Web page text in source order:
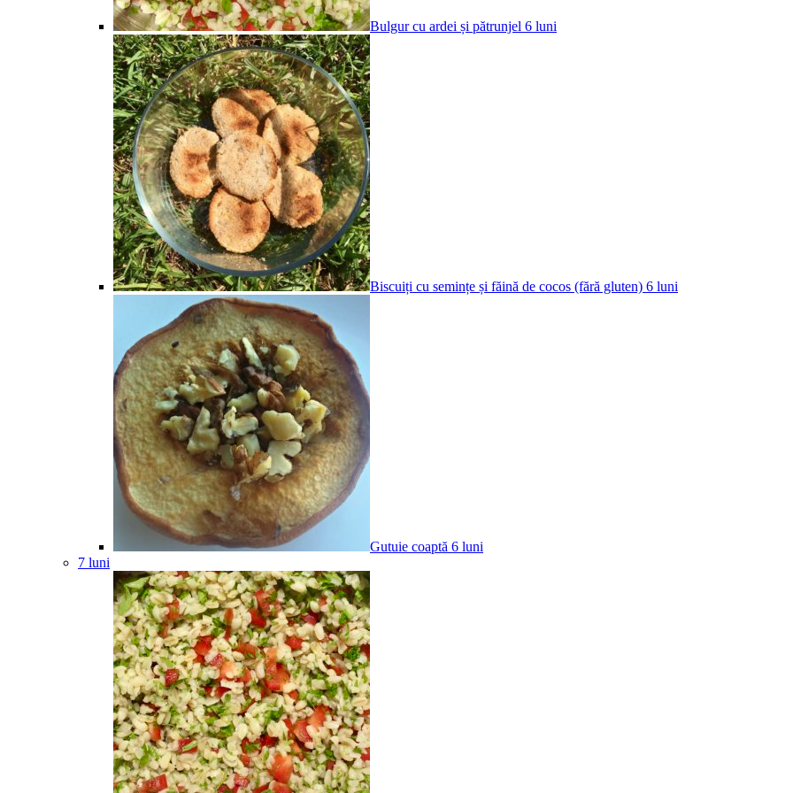
Bulgur cu ardei și pătrunjel 6 luni
Biscuiți cu semințe și făină de cocos (fără gluten) 6 luni
Gutuie coaptă 6 luni
7 luni